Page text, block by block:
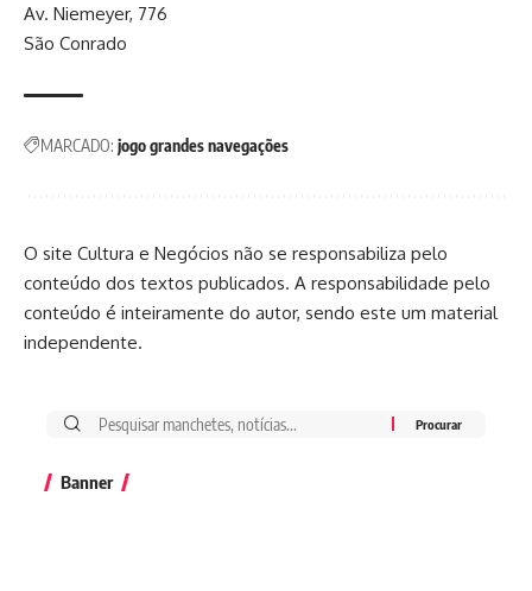
Av. Niemeyer, 776
São Conrado
MARCADO: jogo grandes navegações
O site Cultura e Negócios não se responsabiliza pelo
conteúdo dos textos publicados. A responsabilidade pelo
conteúdo é inteiramente do autor, sendo este um material
independente.
Banner